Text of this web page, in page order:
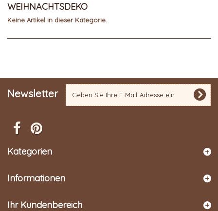
WEIHNACHTSDEKO
Keine Artikel in dieser Kategorie.
Newsletter
Kategorien
Informationen
Ihr Kundenbereich